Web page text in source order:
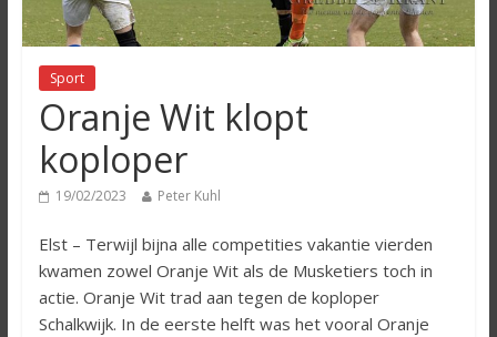
Sport
Oranje Wit klopt
koploper
19/02/2023 Peter Kuhl
Elst – Terwijl bijna alle competities vakantie vierden
kwamen zowel Oranje Wit als de Musketiers toch in
actie. Oranje Wit trad aan tegen de koploper
Schalkwijk. In de eerste helft was het vooral Oranje